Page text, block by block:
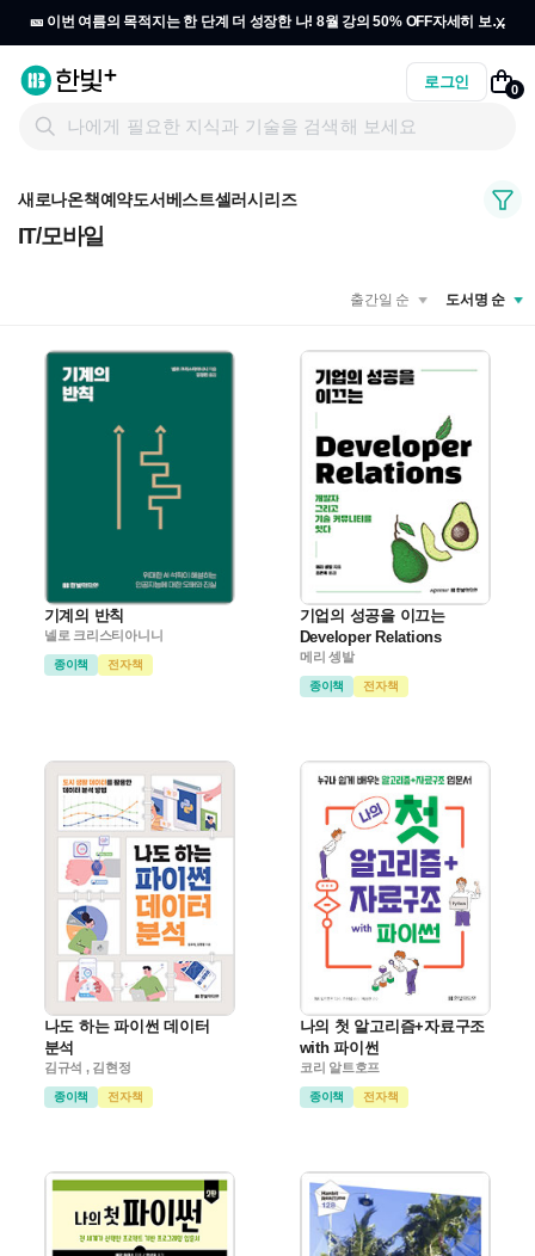
🎫 이번 여름의 목적지는 한 단계 더 성장한 나! 8월 강의 50% OFF자세히 보기
x
로그인 0
새로나온책예약도서베스트셀러시리즈
IT/모바일
도서명 순
출간일 순
기계의 반칙
넬로 크리스티아니니
종이책 전자책
기업의 성공을 이끄는
Developer Relations
메리 셍발
종이책 전자책
나도 하는 파이썬 데이터
분석
김규석 , 김현정
종이책 전자책
나의 첫 알고리즘+자료구조
with 파이썬
코리 알트호프
종이책 전자책